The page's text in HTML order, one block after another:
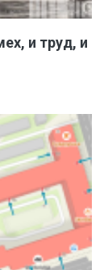
и труд, и